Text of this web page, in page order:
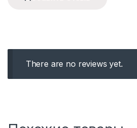
There are no reviews yet.